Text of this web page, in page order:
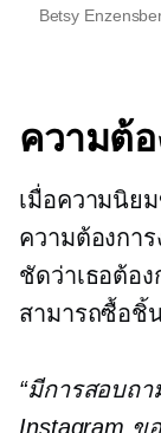
Betsy
ความต้
เมื่อความนิย
ความต้องกา
ชัดว่าเธอต้อ
สามารถซื้อชิ้
“มีการสอบถ
Instagram ข